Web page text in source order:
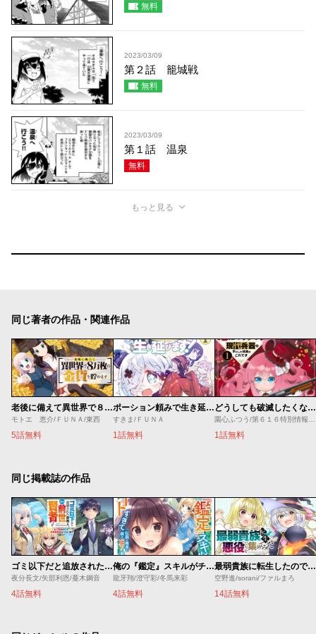
無料
2023/03/09
第２話 籠城戦
無料
2023/03/09
第１話 温泉
無料
もっと見る
同じ著者の作品・関連作品
老後に備えて異世界で８万枚の金貨を貯めます
モトエ 恵介/ＦＵＮＡ/東西
5話無料
ポーション頼みで生き延びます！ ハナノとロッテのふたり旅
すきま/ＦＵＮＡ
1話無料
どうしても破滅したくない悪役令嬢が現代兵器を手にした結果がこれです
1話無料
同じ掲載誌の作品
ゴミ以下だと追放された使用人、実は前世賢者です ～史上最強の賢者、世界最高峰の学園に通う～
夜分長文/矢部利恩/蔓木鋼音
4話無料
俺の『鑑定』スキルがチートすぎて
龍牙翔/澄守彩/冬馬来彩
4話無料
最弱貴族に転生したので悪役たちを集めてみた
空野進/sorani/ファルまろ
14話無料